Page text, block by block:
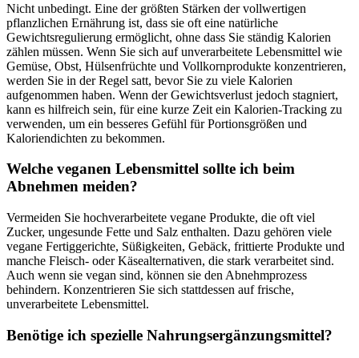
Nicht unbedingt. Eine der größten Stärken der vollwertigen
pflanzlichen Ernährung ist, dass sie oft eine natürliche
Gewichtsregulierung ermöglicht, ohne dass Sie ständig Kalorien
zählen müssen. Wenn Sie sich auf unverarbeitete Lebensmittel wie
Gemüse, Obst, Hülsenfrüchte und Vollkornprodukte konzentrieren,
werden Sie in der Regel satt, bevor Sie zu viele Kalorien
aufgenommen haben. Wenn der Gewichtsverlust jedoch stagniert,
kann es hilfreich sein, für eine kurze Zeit ein Kalorien-Tracking zu
verwenden, um ein besseres Gefühl für Portionsgrößen und
Kaloriendichten zu bekommen.
Welche veganen Lebensmittel sollte ich beim
Abnehmen meiden?
Vermeiden Sie hochverarbeitete vegane Produkte, die oft viel
Zucker, ungesunde Fette und Salz enthalten. Dazu gehören viele
vegane Fertiggerichte, Süßigkeiten, Gebäck, frittierte Produkte und
manche Fleisch- oder Käsealternativen, die stark verarbeitet sind.
Auch wenn sie vegan sind, können sie den Abnehmprozess
behindern. Konzentrieren Sie sich stattdessen auf frische,
unverarbeitete Lebensmittel.
Benötige ich spezielle Nahrungsergänzungsmittel?